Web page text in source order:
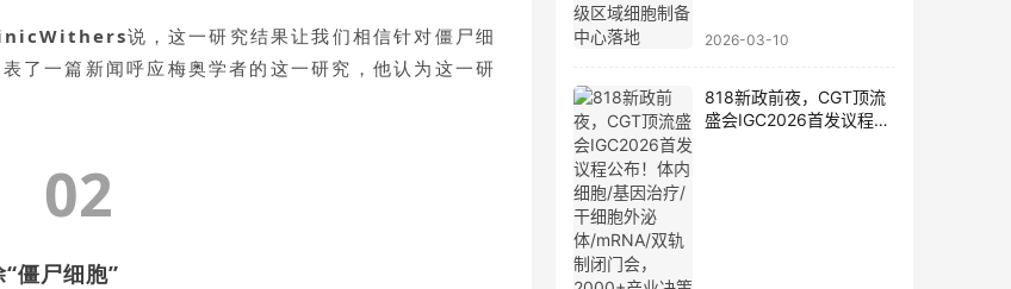
说，这一研究结果让我们相信针对僵尸细
了一篇新闻呼应梅奥学者的这一研究，他认为这一研
02
“僵尸细胞”
2026-03-10
818新政前夜，CGT顶流
盛会IGC2026首发议程公